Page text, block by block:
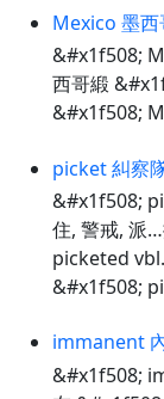
Mexico 墨西
&#x1f508;
西哥緞
&#x1f508;
picket 糾察
&#x1f508;
住, 警戒, 派
picketed
&#x1f508;
immanent
&#x1f508;